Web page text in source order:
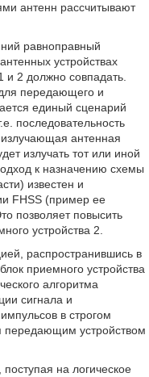
антенн рассчитывают
равноправный
устройствах
и 2 должно совпадать.
передающего и
единый сценарий
последовательность
антенная
излучать тот или иной
к назначению схемы
известен и
FHSS (пример ее
позволяет повысить
устройства 2.
распространившись в
приемного устройства
алгоритма
сигнала и
в строгом
передающим устройством
на логическое